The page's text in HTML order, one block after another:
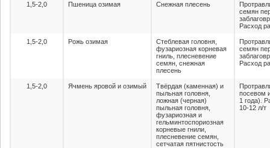
1,5-2,0 Пшеница озимая Снежная плесень
семян
Расход
1,5-2,0 Рожь озимая
Стеблевая головня,
фузариозная корневая
гниль, плесневение
семян, снежная
плесень
семян
Расход
1,5-2,0 Ячмень яровой и озимый
Твёрдая (каменная) и
пыльная головня,
ложная (черная)
пыльная головня,
фузариозная и
гельминтоспориозная
корневые гнили,
плесневение семян,
сетчатая пятнистость
посевом
1 года).
10-12 л/т